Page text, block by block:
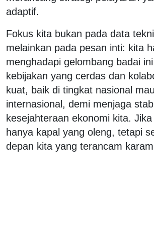
adaptif.
Fokus kita bukan pada data
melainkan pada pesan inti: kita
menghadapi gelombang badai
kebijakan yang cerdas dan
kuat, baik di tingkat nasional
internasional, demi menjaga
kesejahteraan ekonomi kita.
hanya kapal yang oleng, tetapi
depan kita yang terancam